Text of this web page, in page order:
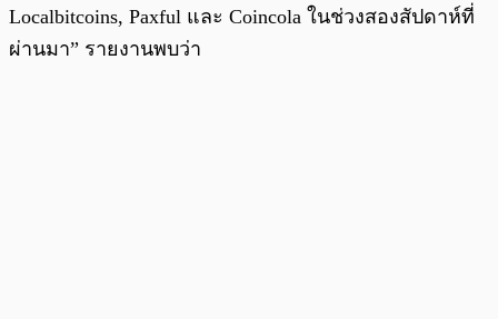
Localbitcoins, Paxful และ Coincola ในช่วงสองสัปดาห์ที่
ผ่านมา” รายงานพบว่า